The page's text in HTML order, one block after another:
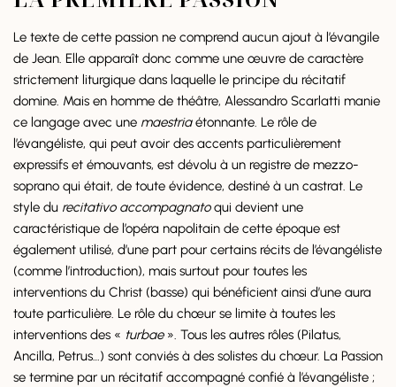
Le texte de cette passion ne comprend aucun ajout à l’évangile
de Jean. Elle apparaît donc comme une œuvre de caractère
strictement liturgique dans laquelle le principe du récitatif
domine. Mais en homme de théâtre, Alessandro Scarlatti manie
ce langage avec une maestriaétonnante. Le rôle de
l’évangéliste, qui peut avoir des accents particulièrement
expressifs et émouvants, est dévolu à un registre de mezzo-
soprano qui était, de toute évidence, destiné à un castrat. Le
style du recitativo accompagnatoqui devient une
caractéristique de l’opéra napolitain de cette époque est
également utilisé, d’une part pour certains récits de l’évangéliste
(comme l’introduction), mais surtout pour toutes les
interventions du Christ (basse) qui bénéficient ainsi d’une aura
toute particulière. Le rôle du chœur se limite à toutes les
interventions des « turbae». Tous les autres rôles (Pilatus,
Ancilla, Petrus…) sont conviés à des solistes du chœur. La Passion
se termine par un récitatif accompagné confié à l’évangéliste ;